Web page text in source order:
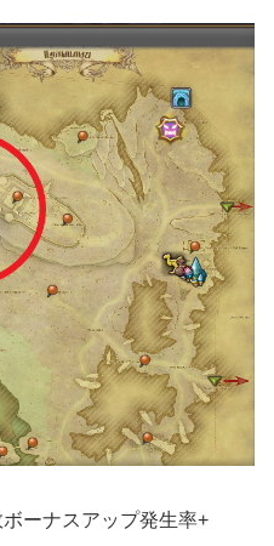
ーナスアップ発生率+